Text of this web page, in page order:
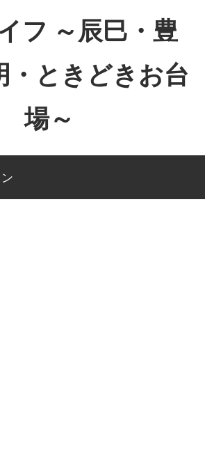
フ ～辰巳・豊
・ときどきお台
場～